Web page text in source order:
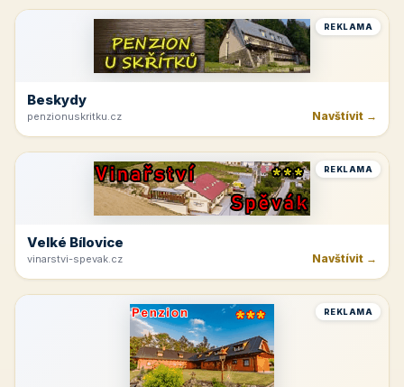
REKLAMA
Beskydy
penzionuskritku.cz Navštívit →
REKLAMA
Velké Bílovice
vinarstvi-spevak.cz Navštívit →
REKLAMA